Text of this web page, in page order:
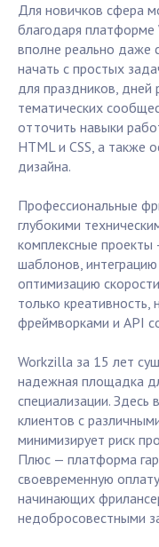
Для новичков сфера
благодаря платформе
вполне реально даже
начать с простых
для праздников,
тематических
отточить навыки
HTML и CSS, а также
дизайна.
Профессиональные
глубокими
комплексные проекты
шаблонов,
оптимизацию
только креативность,
фреймворками и API
Workzilla за 15 лет
надежная площадка
специализации.
клиентов с
минимизирует риск
Плюс — платформа
своевременную
начинающих
недобросовестными